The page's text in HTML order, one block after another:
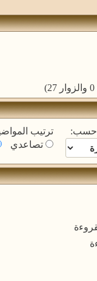
حسب:
ترتيب
تصاعدي